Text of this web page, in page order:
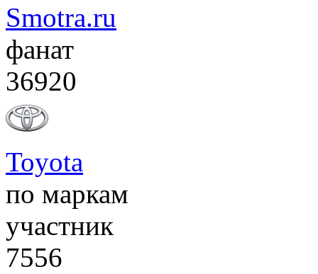
Smotra.ru
фанат
36920
Toyota
по маркам
участник
7556